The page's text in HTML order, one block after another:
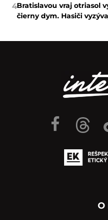
4Bratislavou vraj otriasol
čierny dym. Hasiči
O